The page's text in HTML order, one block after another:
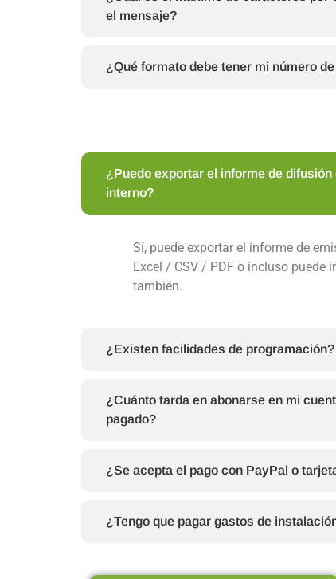
el mensaje?
¿Qué formato debe tener mi número
¿Puedo exportar el informe de
interno?
Sí, puede exportar el informe de
Excel / CSV / PDF o incluso puede
también.
¿Existen facilidades de programación?
¿Cuánto tarda en abonarse en mi
pagado?
¿Se acepta el pago con PayPal o
¿Tengo que pagar gastos de